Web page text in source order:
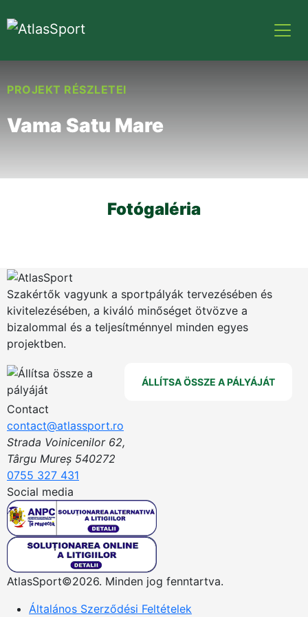
PROJEKT RÉSZLETEI
Vama Satu Mare
Fotógaléria
Szakértők vagyunk a sportpályák tervezésében és
kivitelezésében, a kiváló minőséget ötvözve a
bizalommal és a teljesítménnyel minden egyes
projektben.
ÁLLÍTSA ÖSSZE A PÁLYÁJÁT
Contact
contact@atlassport.ro
Strada Voinicenilor 62,
Târgu Mureș 540272
0755 327 431
Social media
AtlasSport©2026. Minden jog fenntartva.
Általános Szerződési Feltételek